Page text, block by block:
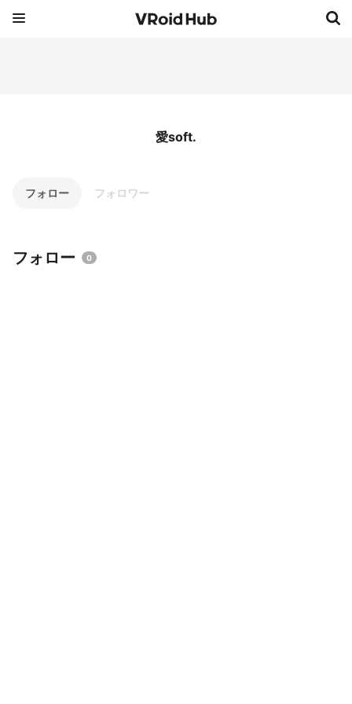
愛soft.
フォロー フォロワー
フォロー 0